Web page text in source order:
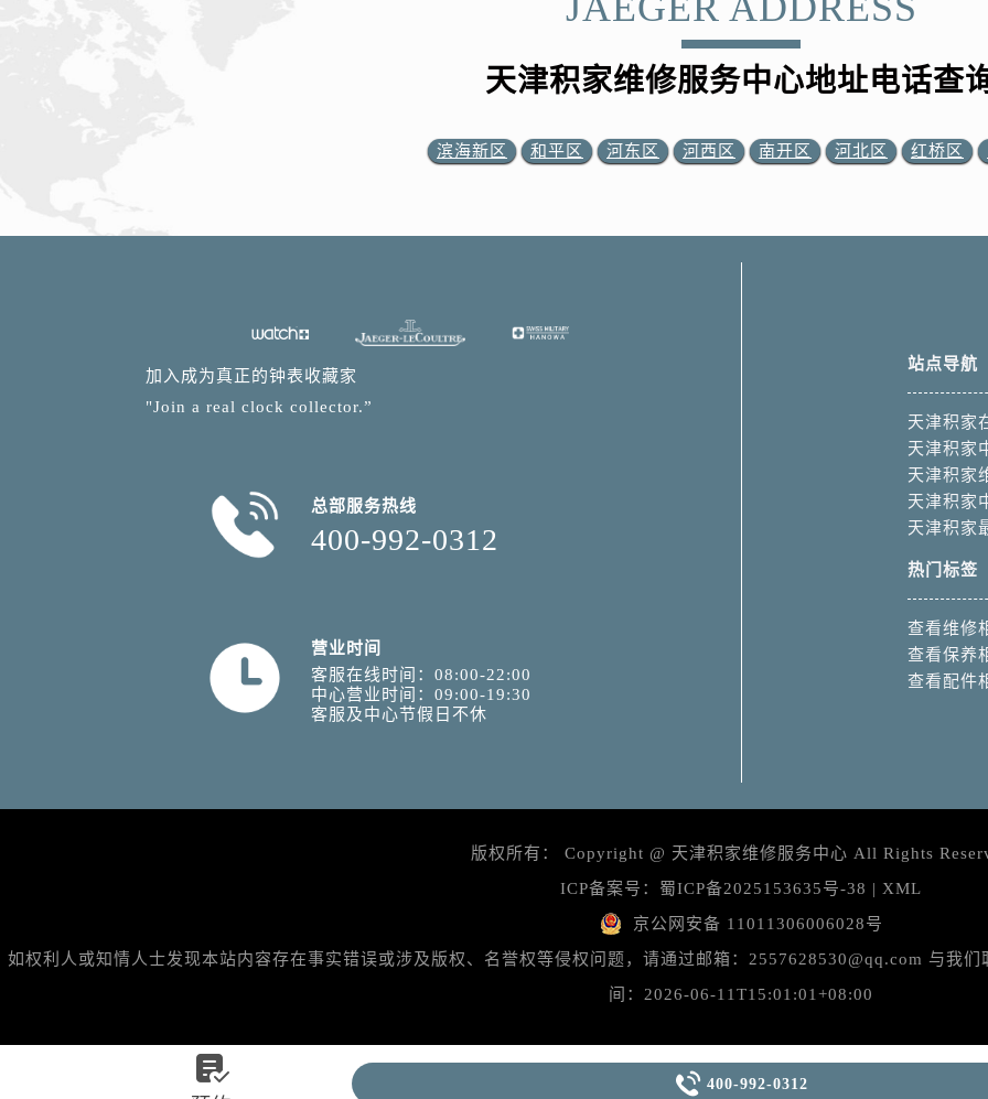
天津积家维修服务中心地址电话查
滨海新区 和平区 河东区 河西区 南开区 河北区 红桥区
加入成为真正的钟表收藏家
"Join a real clock collector.”
总部服务热线
400-992-0312
营业时间
客服在线时间：08:00-22:00
中心营业时间：09:00-19:30
客服及中心节假日不休
站点导航
天津积家
天津积家
天津积家
天津积家
天津积家
热门标签
查看维修
查看保养
查看配件
版权所有： Copyright @ 天津积家维修服务中心 All Rights
ICP备案号： 蜀ICP备2025153635号-38 | XML
京公网安备 11011306006028号
如权利人或知情人士发现本站内容存在事实错误或涉及版权、名誉权等侵权问题，请通过邮箱：2557628530@qq.com 与我
间：2026-06-11T15:01:01+08:00
  400-992-0312